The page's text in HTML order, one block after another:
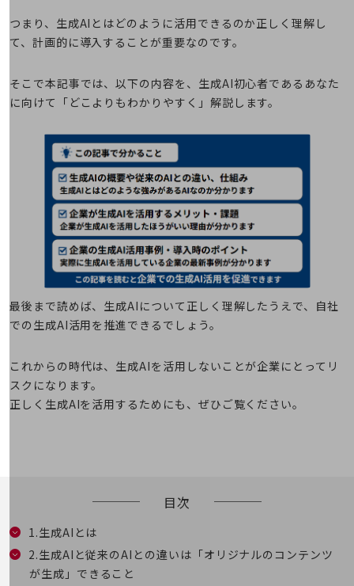
業種・業態で探すTOP
一次産業
モビリティ
製造・建設業
キーワードで探す
法人向けスマホ・携帯に関する、
製品TOP
ビジネス向けスマートフォン
衛星携帯電話
つまり、生成AIとはどのように活用できるのか正しく理解し
て、計画的に導入することが重要なのです。
そこで本記事では、以下の内容を、生成AI初心者であるあなた
に向けて「どこよりもわかりやすく」解説します。
最後まで読めば、生成AIについて正しく理解したうえで、自社
での生成AI活用を推進できるでしょう。
これからの時代は、生成AIを活用しないことが企業にとってリ
スクになります。
正しく生成AIを活用するためにも、ぜひご覧ください。
目次
1.生成AIとは
2.生成AIと従来のAIとの違いは「オリジナルのコンテンツ
が生成」できること